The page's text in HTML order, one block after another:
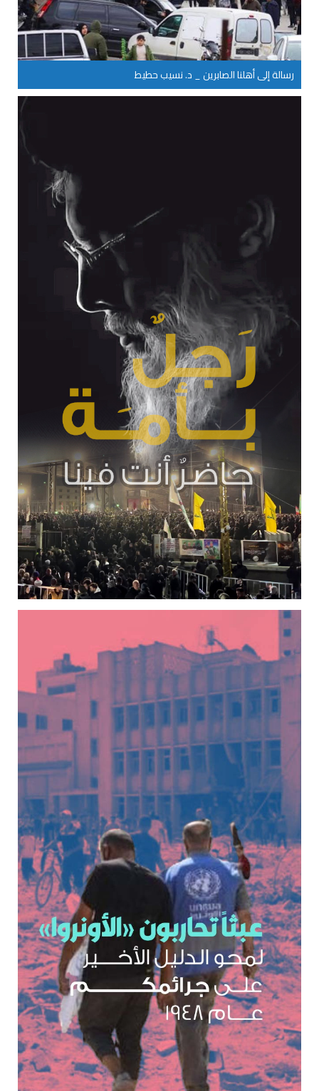
رسالة إلى أهلنا الصابرين _ د. نسيب حطيط